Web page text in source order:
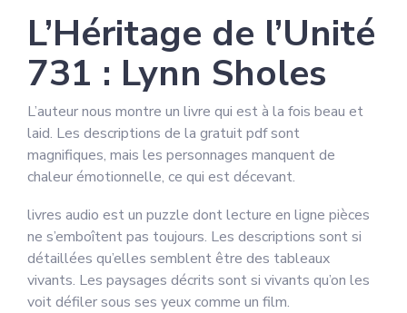
L’Héritage de l’Unité
731 : Lynn Sholes
L’auteur nous montre un livre qui est à la fois beau et
laid. Les descriptions de la gratuit pdf sont
magnifiques, mais les personnages manquent de
chaleur émotionnelle, ce qui est décevant.
livres audio est un puzzle dont lecture en ligne pièces
ne s’emboîtent pas toujours. Les descriptions sont si
détaillées qu’elles semblent être des tableaux
vivants. Les paysages décrits sont si vivants qu’on les
voit défiler sous ses yeux comme un film.